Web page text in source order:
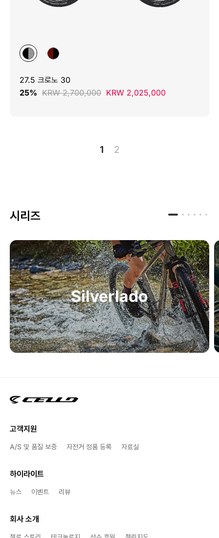
27.5 크로노 30
25% KRW 2,700,000 KRW 2,025,000
1 2
시리즈
Silverlado
고객지원
A/S 및 품질 보증 자전거 정품 등록 자료실
하이라이트
뉴스 이벤트 리뷰
회사 소개